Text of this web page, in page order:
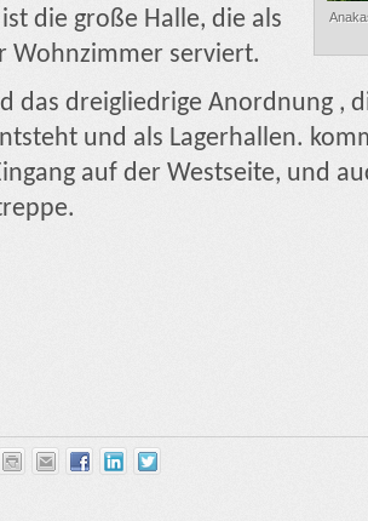
die große Halle, die als
Wohnzimmer serviert.
das dreigliedrige Anordnung ,
und als Lagerhallen.
auf der Westseite, und